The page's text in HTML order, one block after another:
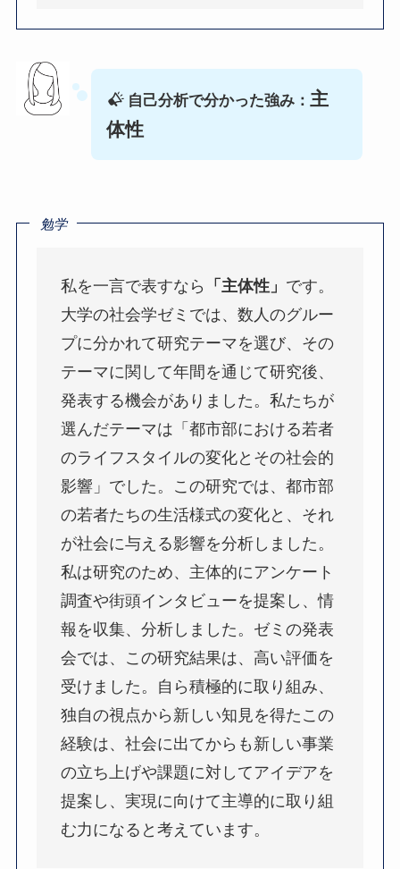
自己分析で分かった強み：主
体性
勉学
私を一言で表すなら 「主体性」 です。
大学の社会学ゼミでは、数人のグルー
プに分かれて研究テーマを選び、その
テーマに関して年間を通じて研究後、
発表する機会がありました。私たちが
選んだテーマは「都市部における若者
のライフスタイルの変化とその社会的
影響」でした。この研究では、都市部
の若者たちの生活様式の変化と、それ
が社会に与える影響を分析しました。
私は研究のため、主体的にアンケート
調査や街頭インタビューを提案し、情
報を収集、分析しました。ゼミの発表
会では、この研究結果は、高い評価を
受けました。自ら積極的に取り組み、
独自の視点から新しい知見を得たこの
経験は、社会に出てからも新しい事業
の立ち上げや課題に対してアイデアを
提案し、実現に向けて主導的に取り組
む力になると考えています。